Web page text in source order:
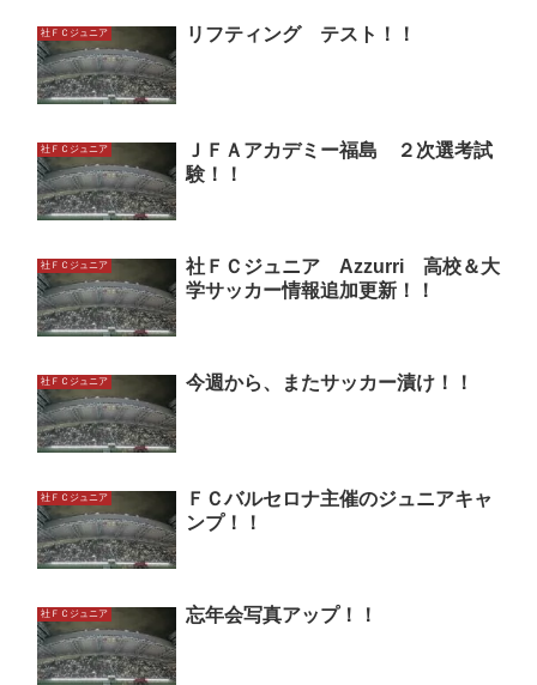
社ＦＣジュニア リフティング テスト！！
社ＦＣジュニア
ＪＦＡアカデミー福島 ２次選考試
験！！
社ＦＣジュニア
社ＦＣジュニア Azzurri 高校＆大
学サッカー情報追加更新！！
社ＦＣジュニア 今週から、またサッカー漬け！！
社ＦＣジュニア
ＦＣバルセロナ主催のジュニアキャ
ンプ！！
社ＦＣジュニア 忘年会写真アップ！！